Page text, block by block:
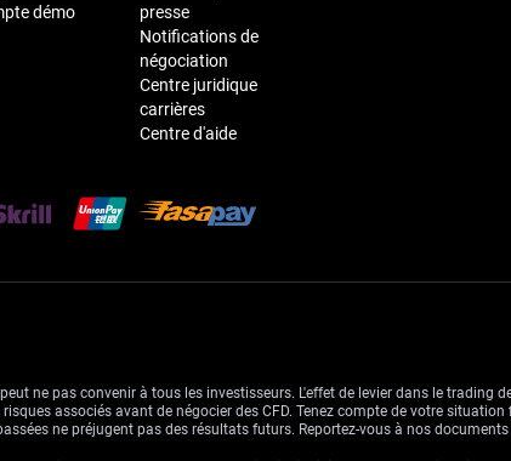
démo
presse
Notifications de
négociation
Centre juridique
carrières
Centre d'aide
ne pas convenir à tous les investisseurs. L'effet de levier dans le
associés avant de négocier des CFD. Tenez compte de votre
ne préjugent pas des résultats futurs. Reportez-vous à nos